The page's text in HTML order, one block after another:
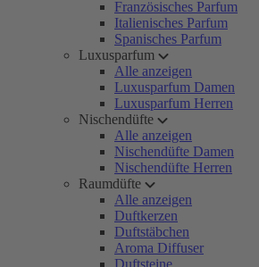
Französisches Parfum
Italienisches Parfum
Spanisches Parfum
Luxusparfum
Alle anzeigen
Luxusparfum Damen
Luxusparfum Herren
Nischendüfte
Alle anzeigen
Nischendüfte Damen
Nischendüfte Herren
Raumdüfte
Alle anzeigen
Duftkerzen
Duftstäbchen
Aroma Diffuser
Duftsteine